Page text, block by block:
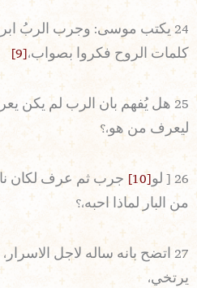
24 يكتب موسى: وجرب الربُ
كلمات الروح فكروا بصواب، [9]
25 هل يُفهم بان الرب لم يكن
ليعرف من هو،؟
26 [ لو [10]
من البار لماذا احبه،؟
27 اتضح بانه ساله لاجل
يرتخي،